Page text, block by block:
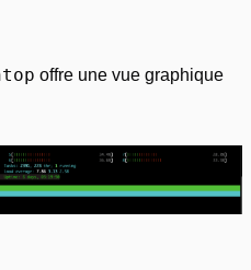
offre une vue graphique